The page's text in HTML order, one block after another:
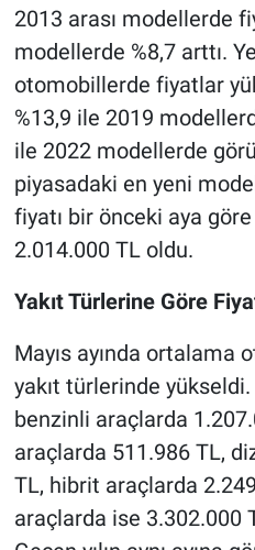
2013 arası modellerde
modellerde %8,7 arttı.
otomobillerde fiyatlar
%13,9 ile 2019
ile 2022 modellerde
piyasadaki en yeni
fiyatı bir önceki aya
2.014.000 TL oldu.
Yakıt Türlerine Göre
Mayıs ayında ortalama
yakıt türlerinde
benzinli araçlarda
araçlarda 511.986 TL,
TL, hibrit araçlarda
araçlarda ise 3.302.000